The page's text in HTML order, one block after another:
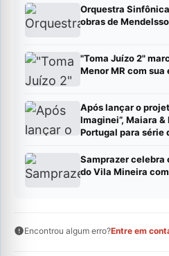
Orquestra
obras de
"Toma Juízo 2"
Menor MR com sua
Após lançar o
Imaginei”, Maiara
Portugal para série
Samprazer celebra
do Vila Mineira
Encontrou algum erro?Entre em